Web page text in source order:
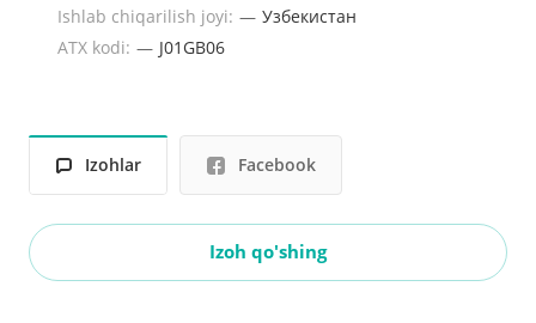
Ishlab chiqarilish joyi: — Узбекистан
ATX kodi: — J01GB06
Izohlar Facebook
Izoh qo'shing